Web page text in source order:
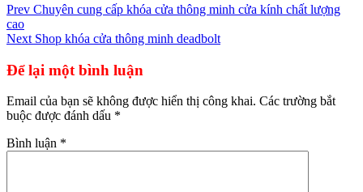
Điều
hướng
viết
Prev Chuyên cung cấp khóa cửa thông minh cửa kính chất lượng
cao
Next Shop khóa cửa thông minh deadbolt
Để lại một bình luận
Email của bạn sẽ không được hiển thị công khai. Các trường bắt
buộc được đánh dấu *
Bình luận *